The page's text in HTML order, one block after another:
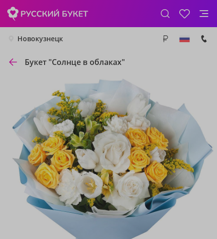
Новокузнецк
Букет "Солнце в облаках"